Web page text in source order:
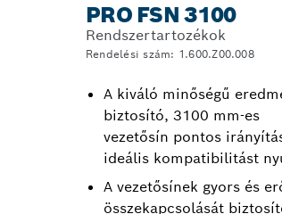
PRO FSN 3100
Rendszertartozékok
Rendelési szám: 1.600.Z00.008
A kiváló minőségű
biztosító, 3100 mm-es
vezetősín pontos
ideális kompatibilitást
A vezetősínek gyors és
összekapcsolását